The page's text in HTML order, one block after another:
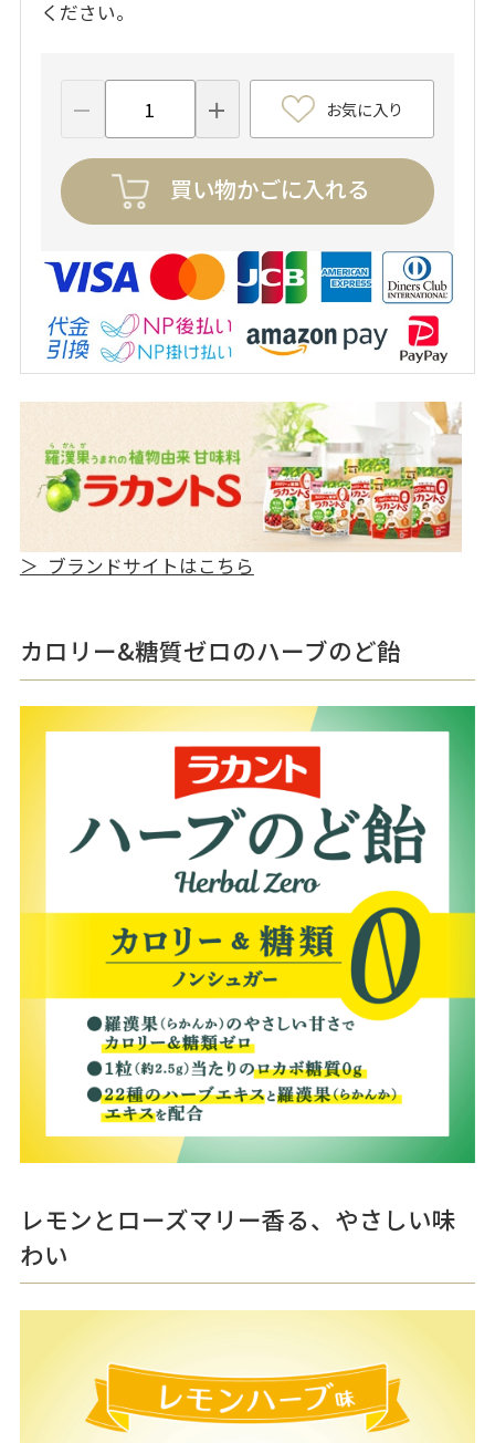
ください。
お気に入り
買い物かごに入れる
＞ ブランドサイトはこちら
カロリー&糖質ゼロのハーブのど飴
レモンとローズマリー香る、やさしい味
わい